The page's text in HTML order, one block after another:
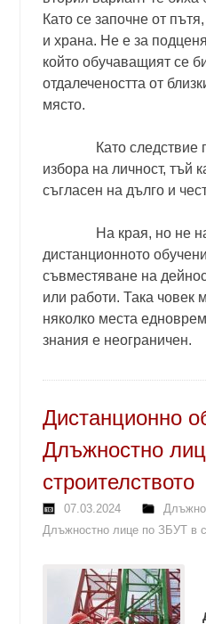
Като се започне от
и храна. Не е за
който обучаващият се
отдалечеността от
място.
Като следствие
избора на личност, тъй
съгласен на дълго и
На края, но не на
дистанционното
съвместяване на
или работи. Така човек
няколко места
знания е неограничен.
Дистанционно
Длъжностно
строителството
07.03.2024
Длъжностно лице по ЗБУТ в